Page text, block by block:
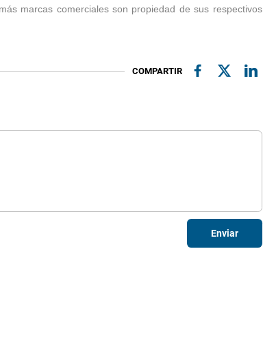
marcas comerciales son propiedad de sus respectivos
COMPARTIR
Enviar